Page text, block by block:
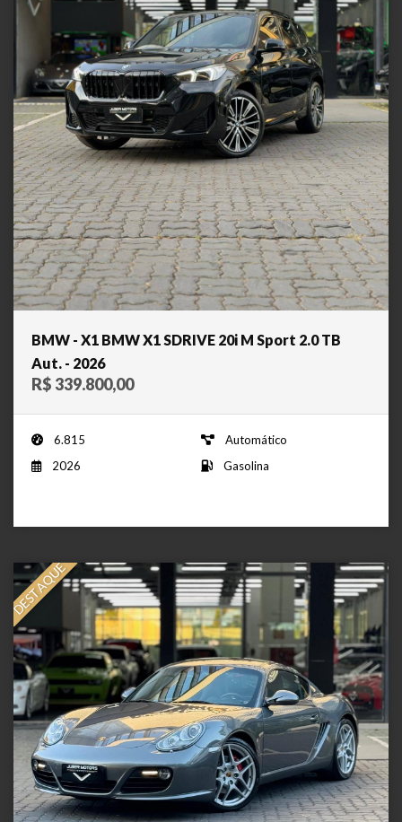
BMW - X1 BMW X1 SDRIVE 20i M Sport 2.0 TB
Aut. - 2026
R$ 339.800,00
6.815
Automático
2026
Gasolina
DESTAQUE